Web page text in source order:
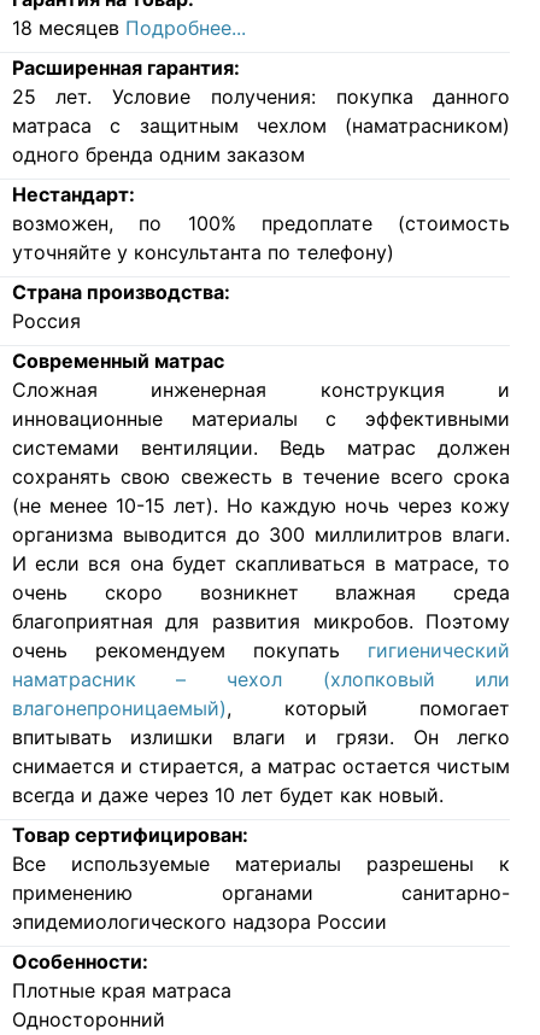
18 месяцев Подробнее...
Расширенная гарантия:
25 лет. Условие получения: покупка данного
матраса с защитным чехлом (наматрасником)
одного бренда одним заказом
Нестандарт:
возможен, по 100% предоплате (стоимость
уточняйте у консультанта по телефону)
Страна производства:
Россия
Современный матрас
Cложная инженерная конструкция и
инновационные материалы с эффективными
системами вентиляции. Ведь матрас должен
сохранять свою свежесть в течение всего срока
(не менее 10-15 лет). Но каждую ночь через кожу
организма выводится до 300 миллилитров влаги.
И если вся она будет скапливаться в матрасе, то
очень скоро возникнет влажная среда
благоприятная для развития микробов. Поэтому
очень рекомендуем покупать гигиенический
наматрасник – чехол (хлопковый или
влагонепроницаемый), который помогает
впитывать излишки влаги и грязи. Он легко
снимается и стирается, а матрас остается чистым
всегда и даже через 10 лет будет как новый.
Товар сертифицирован:
Все используемые материалы разрешены к
применению органами санитарно-
эпидемиологического надзора России
Особенности:
Плотные края матраса
Односторонний